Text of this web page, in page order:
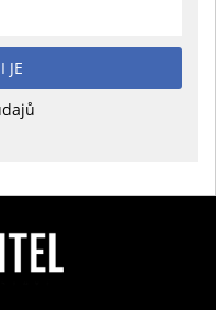
JE